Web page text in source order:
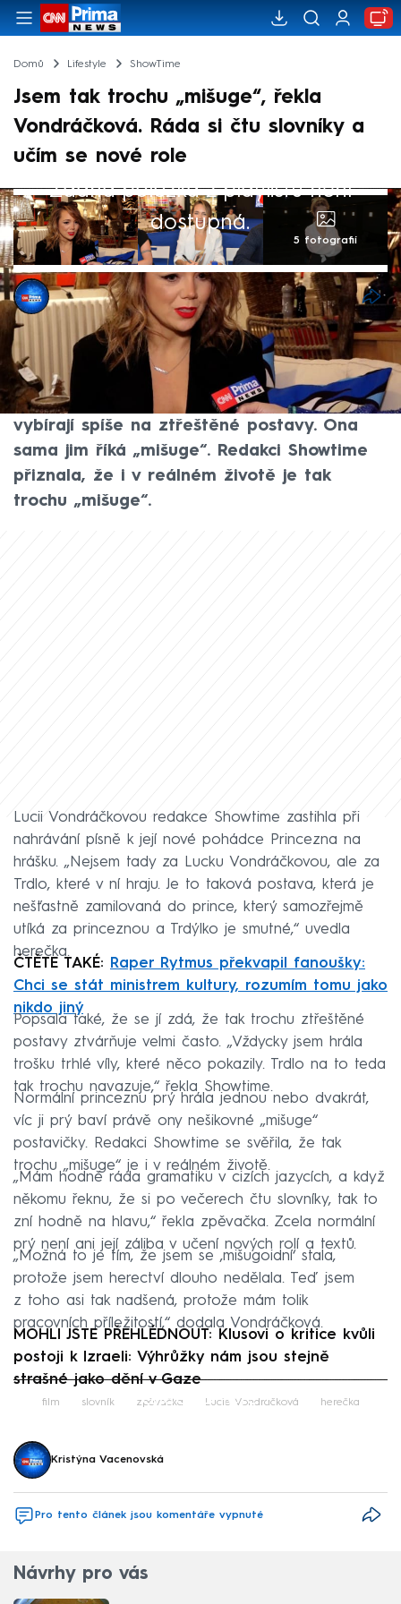
Domů Lifestyle ShowTime
Jsem tak trochu „mišuge“, řekla
Vondráčková. Ráda si čtu slovníky a
učím se nové role
Žádná položka z playlistu není
dostupná.
5 fotografií
Kristýna Vacenovská
15. dub 2024, 05:49
Lucie Vondráčková se pustila do natáčení
pohádek, jenže kdo by čekal, že bude hrát
královnu, ten je na omylu. Režiséři si ji
vybírají spíše na ztřeštěné postavy. Ona
sama jim říká „mišuge“. Redakci Showtime
přiznala, že i v reálném životě je tak
trochu „mišuge“.
Lucii Vondráčkovou redakce Showtime zastihla při
nahrávání písně k její nové pohádce Princezna na
hrášku. „Nejsem tady za Lucku Vondráčkovou, ale za
Trdlo, které v ní hraju. Je to taková postava, která je
nešťastně zamilovaná do prince, který samozřejmě
utíká za princeznou a Trdýlko je smutné,“ uvedla
herečka.
ČTĚTE TAKÉ:
Raper Rytmus překvapil fanoušky:
Chci se stát ministrem kultury, rozumím tomu jako
nikdo jiný
Popsala také, že se jí zdá, že tak trochu ztřeštěné
postavy ztvárňuje velmi často. „Vždycky jsem hrála
trošku trhlé víly, které něco pokazily. Trdlo na to teda
tak trochu navazuje,“ řekla Showtime.
Normální princeznu prý hrála jednou nebo dvakrát,
víc ji prý baví právě ony nešikovné „mišuge“
postavičky. Redakci Showtime se svěřila, že tak
trochu „mišuge“ je i v reálném životě.
„Mám hodně ráda gramatiku v cizích jazycích, a když
někomu řeknu, že si po večerech čtu slovníky, tak to
zní hodně na hlavu,“ řekla zpěvačka. Zcela normální
prý není ani její záliba v učení nových rolí a textů.
„Možná to je tím, že jsem se ‚mišugoidní‘ stala,
protože jsem herectví dlouho nedělala. Teď jsem
z toho asi tak nadšená, protože mám tolik
pracovních příležitostí,“ dodala Vondráčková.
MOHLI JSTE PŘEHLÉDNOUT: Klusovi o kritice kvůli
postoji k Izraeli: Výhrůžky nám jsou stejně
strašné jako dění v Gaze
Failed to fetch
film slovník zpěvačka Lucie Vondráčková herečka
Kristýna Vacenovská
Pro tento článek jsou komentáře vypnuté
Návrhy pro vás